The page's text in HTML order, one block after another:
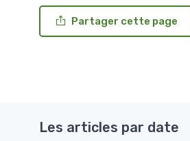
Partager cette page
Les articles par date